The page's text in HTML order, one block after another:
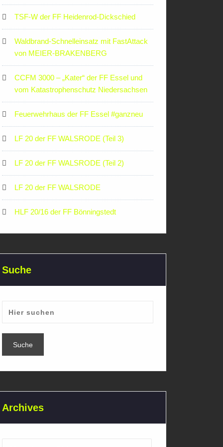
TSF-W der FF Heidenrod-Dickschied
Waldbrand-Schnelleinsatz mit FastAttack
von MEIER-BRAKENBERG
CCFM 3000 – „Kater“ der FF Essel und
vom Katastrophenschutz Niedersachsen
Feuerwehrhaus der FF Essel #ganzneu
LF 20 der FF WALSRODE (Teil 3)
LF 20 der FF WALSRODE (Teil 2)
LF 20 der FF WALSRODE
HLF 20/16 der FF Bönningstedt
Suche
Archives